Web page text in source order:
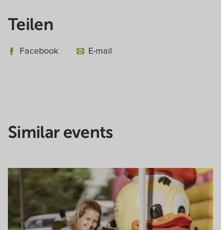
Teilen
Facebook E-mail
Similar events